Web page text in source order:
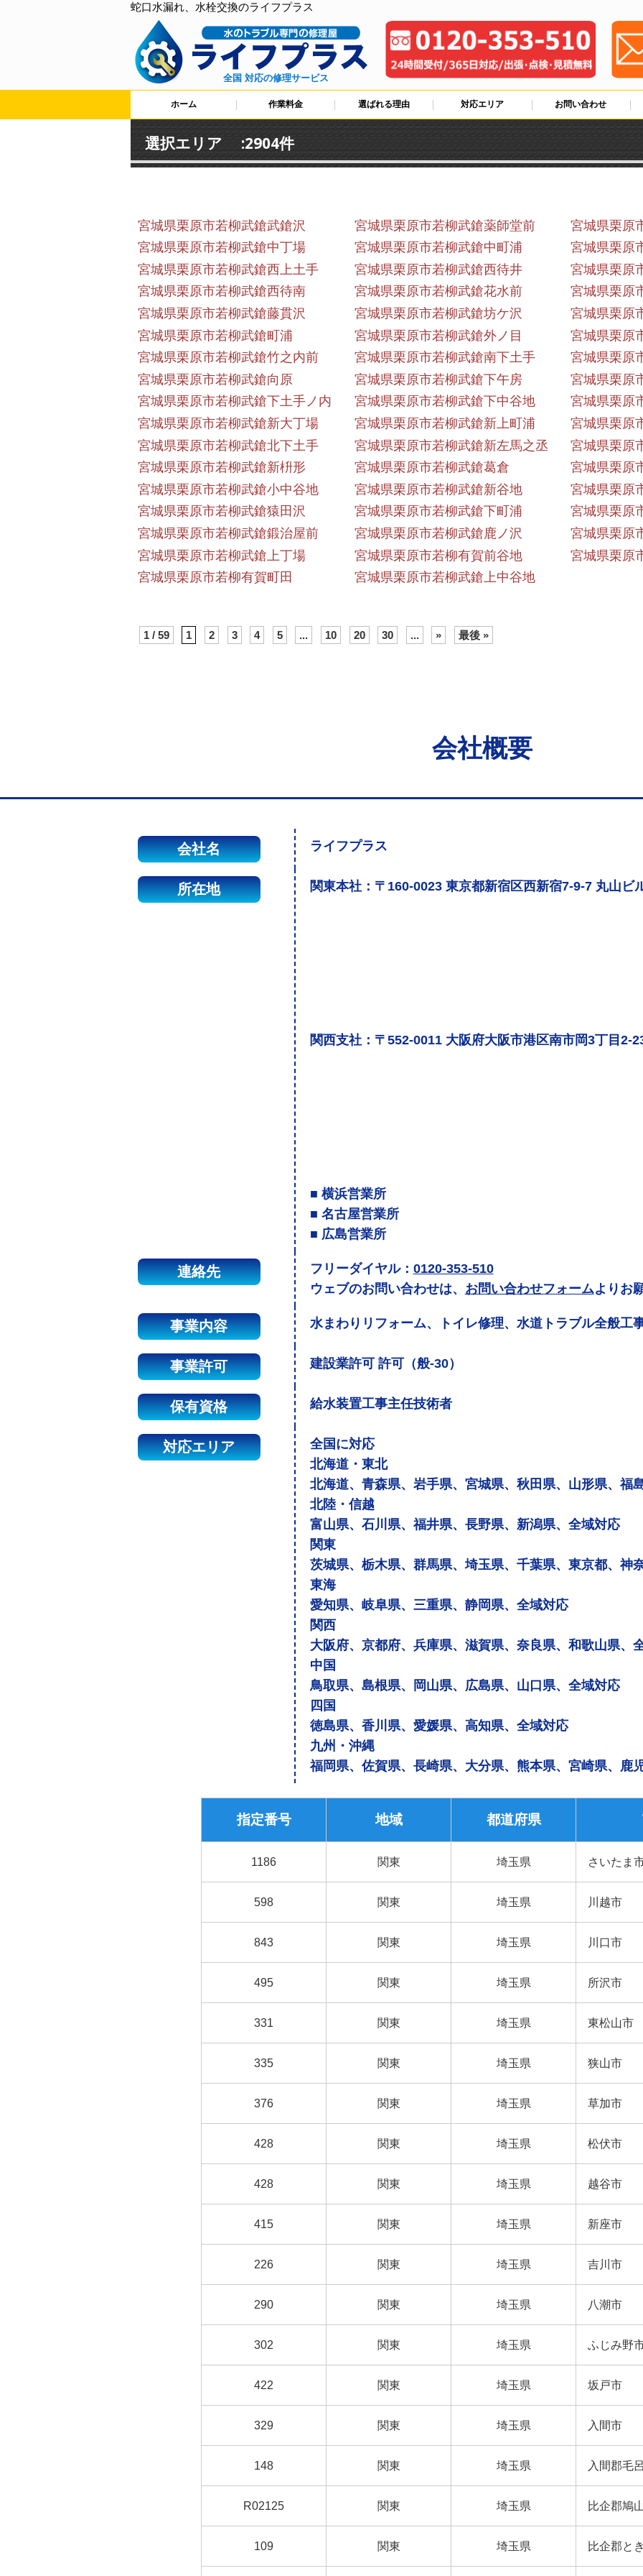
蛇口水漏れ、水栓交換のライフプラス
全国 対応の修理サービス
ホーム 作業料金 選ばれる理由 対応エリア お問い合わせ
選択エリア :2904件
宮城県栗原市若柳武鎗武鎗沢 宮城県栗原市若柳武鎗薬師堂前
宮城県栗原
宮城県栗原市若柳武鎗中丁場
宮城県栗原市若柳武鎗中町浦
宮城県栗原
宮城県栗原市若柳武鎗西上土手
宮城県栗原市若柳武鎗西待井
宮城県栗原
宮城県栗原市若柳武鎗西待南
宮城県栗原市若柳武鎗花水前
宮城県栗原
宮城県栗原市若柳武鎗藤貫沢
宮城県栗原市若柳武鎗坊ケ沢
宮城県栗原
宮城県栗原市若柳武鎗町浦
宮城県栗原市若柳武鎗外ノ目
宮城県栗原
宮城県栗原市若柳武鎗竹之内前
宮城県栗原市若柳武鎗南下土手
宮城県栗原
宮城県栗原市若柳武鎗向原
宮城県栗原市若柳武鎗下午房
宮城県栗原
宮城県栗原市若柳武鎗下土手ノ内
宮城県栗原市若柳武鎗下中谷地
宮城県栗原
宮城県栗原市若柳武鎗新大丁場
宮城県栗原市若柳武鎗新上町浦
宮城県栗原
宮城県栗原市若柳武鎗北下土手
宮城県栗原市若柳武鎗新左馬之丞
宮城県栗原
宮城県栗原市若柳武鎗新枡形
宮城県栗原市若柳武鎗葛倉
宮城県栗原
宮城県栗原市若柳武鎗小中谷地
宮城県栗原市若柳武鎗新谷地
宮城県栗原
宮城県栗原市若柳武鎗猿田沢
宮城県栗原市若柳武鎗下町浦
宮城県栗原
宮城県栗原市若柳武鎗鍛治屋前
宮城県栗原市若柳武鎗鹿ノ沢
宮城県栗原
宮城県栗原市若柳武鎗上丁場
宮城県栗原市若柳有賀前谷地
宮城県栗原
宮城県栗原市若柳有賀町田
宮城県栗原市若柳武鎗上中谷地
1 / 59 1 2 3 4 5 ... 10 20 30 ... » 最後 »
会社概要
会社名 ライフプラス
所在地 関東本社：〒160-0023 東京都新宿区西新宿7-9-7 丸山ビ
関西支社：〒552-0011 大阪府大阪市港区南市岡3丁目2-
■ 横浜営業所
■ 名古屋営業所
■ 広島営業所
連絡先 フリーダイヤル： 0120-353-510
ウェブのお問い合わせは、 お問い合わせフォームよりお
事業内容 水まわりリフォーム、トイレ修理、水道トラブル全般工
事業許可 建設業許可 許可（般-30）
保有資格 給水装置工事主任技術者
対応エリア
全国に対応
北海道・東北
北海道、青森県、岩手県、宮城県、秋田県、山形県、福
北陸・信越
富山県、石川県、福井県、長野県、新潟県、全域対応
関東
茨城県、栃木県、群馬県、埼玉県、千葉県、東京都、神
東海
愛知県、岐阜県、三重県、静岡県、全域対応
関西
大阪府、京都府、兵庫県、滋賀県、奈良県、和歌山県、
中国
鳥取県、島根県、岡山県、広島県、山口県、全域対応
四国
徳島県、香川県、愛媛県、高知県、全域対応
九州・沖縄
福岡県、佐賀県、長崎県、大分県、熊本県、宮崎県、鹿
指定番号 地域 都道府県
1186 関東 埼玉県 さいたま
598 関東 埼玉県 川越市
843 関東 埼玉県 川口市
495 関東 埼玉県 所沢市
331 関東 埼玉県 東松山市
335 関東 埼玉県 狭山市
376 関東 埼玉県 草加市
428 関東 埼玉県 松伏市
428 関東 埼玉県 越谷市
415 関東 埼玉県 新座市
226 関東 埼玉県 吉川市
290 関東 埼玉県 八潮市
302 関東 埼玉県 ふじみ野
422 関東 埼玉県 坂戸市
329 関東 埼玉県 入間市
148 関東 埼玉県 入間郡毛
R02125 関東 埼玉県 比企郡鳩
109 関東 埼玉県 比企郡と